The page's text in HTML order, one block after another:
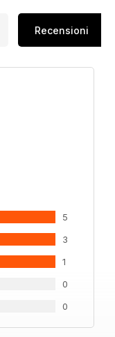
Recensioni
5
3
1
0
0